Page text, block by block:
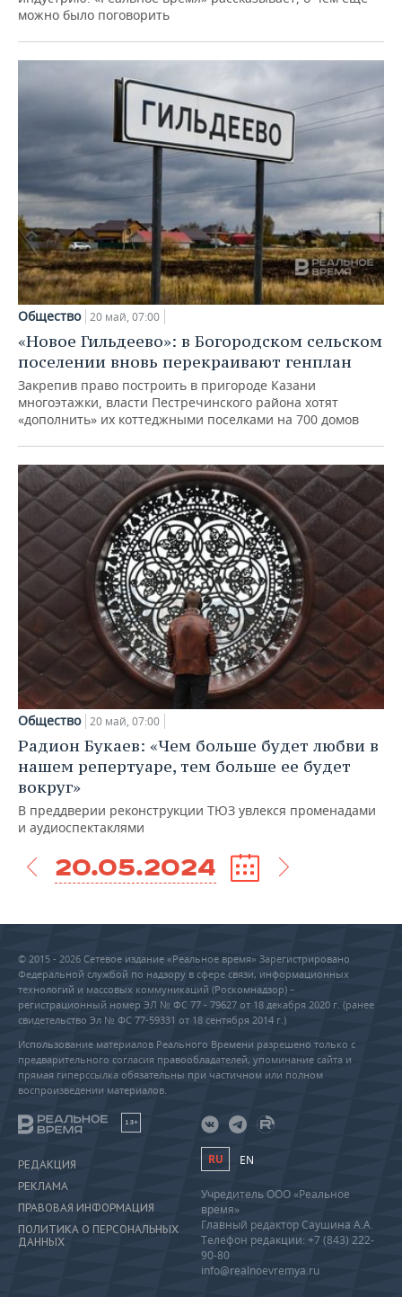
можно было поговорить
Общество 20 май, 07:00
«Новое Гильдеево»: в Богородском сельском
поселении вновь перекраивают генплан
Закрепив право построить в пригороде Казани
многоэтажки, власти Пестречинского района хотят
«дополнить» их коттеджными поселками на 700 домов
Общество 20 май, 07:00
Радион Букаев: «Чем больше будет любви в
нашем репертуаре, тем больше ее будет
вокруг»
В преддверии реконструкции ТЮЗ увлекся променадами
и аудиоспектаклями
20.05.2024
© 2015 - 2026 Сетевое издание «Реальное время» Зарегистрировано
Федеральной службой по надзору в сфере связи, информационных
технологий и массовых коммуникаций (Роскомнадзор) –
регистрационный номер ЭЛ № ФС 77 - 79627 от 18 декабря 2020 г. (ранее
свидетельство Эл № ФС 77-59331 от 18 сентября 2014 г.)
Использование материалов Реального Времени разрешено только с
предварительного согласия правообладателей, упоминание сайта и
прямая гиперссылка обязательны при частичном или полном
воспроизведении материалов.
18+
РЕДАКЦИЯ
РЕКЛАМА
ПРАВОВАЯ ИНФОРМАЦИЯ
ПОЛИТИКА О ПЕРСОНАЛЬНЫХ
ДАННЫХ
RU EN
Учредитель ООО «Реальное
время»
Главный редактор Саушина А.А.
Телефон редакции: +7 (843) 222-
90-80
info@realnoevremya.ru